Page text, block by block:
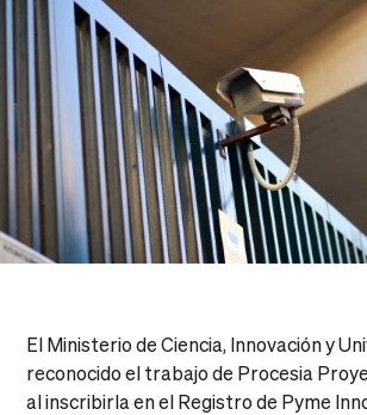
El Ministerio de Ciencia, Innovación y
reconocido el trabajo de Procesia
al inscribirla en el Registro de Pyme